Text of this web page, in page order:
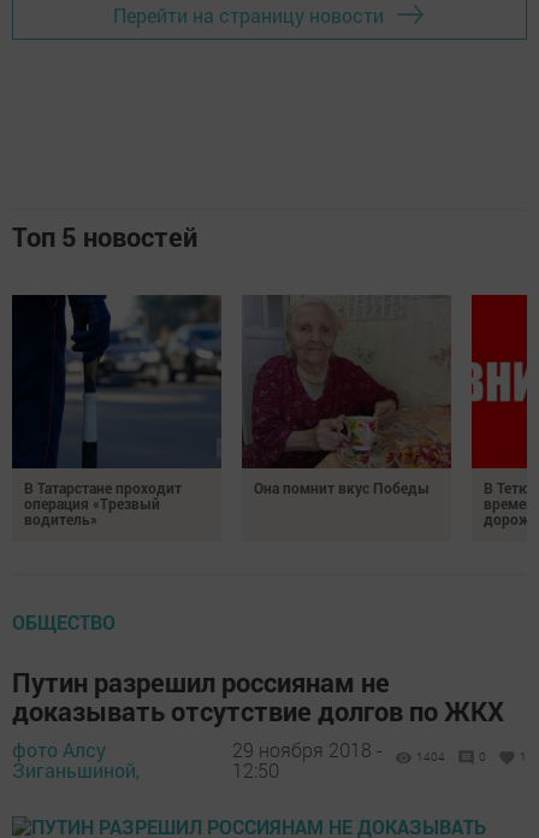
Перейти на страницу новости
Топ 5 новостей
В Татарстане проходит
операция «Трезвый
водитель»
Она помнит вкус Победы
В
ОБЩЕСТВО
Путин разрешил россиянам не
доказывать отсутствие долгов по ЖКХ
фото Алсу
Зиганьшиной,
29 ноября 2018 -
12:50
1404 0 1